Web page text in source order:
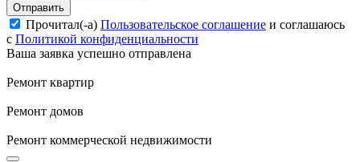
Отправить
Прочитал(-а) Пользовательское соглашение и соглашаюсь
с Политикой конфиденциальности
Ваша заявка успешно отправлена
Ремонт квартир
Ремонт домов
Ремонт коммерческой недвижимости